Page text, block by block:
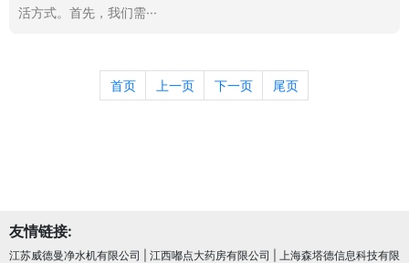
活方式。首先，我们需···
首页 上一页 下一页 尾页
友情链接:
江苏威德曼净水机有限公司 江西嘟点大药房有限公司
上海森塔德信息科技有限